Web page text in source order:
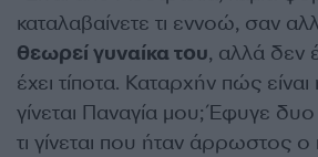
καταλαβαίνετε τι εννοώ, σαν
θεωρεί γυναίκα του, αλλά δεν
έχει τίποτα. Καταρχήν πώς
γίνεται Παναγία μου; Έφυγε
τι γίνεται που ήταν άρρωστος ο